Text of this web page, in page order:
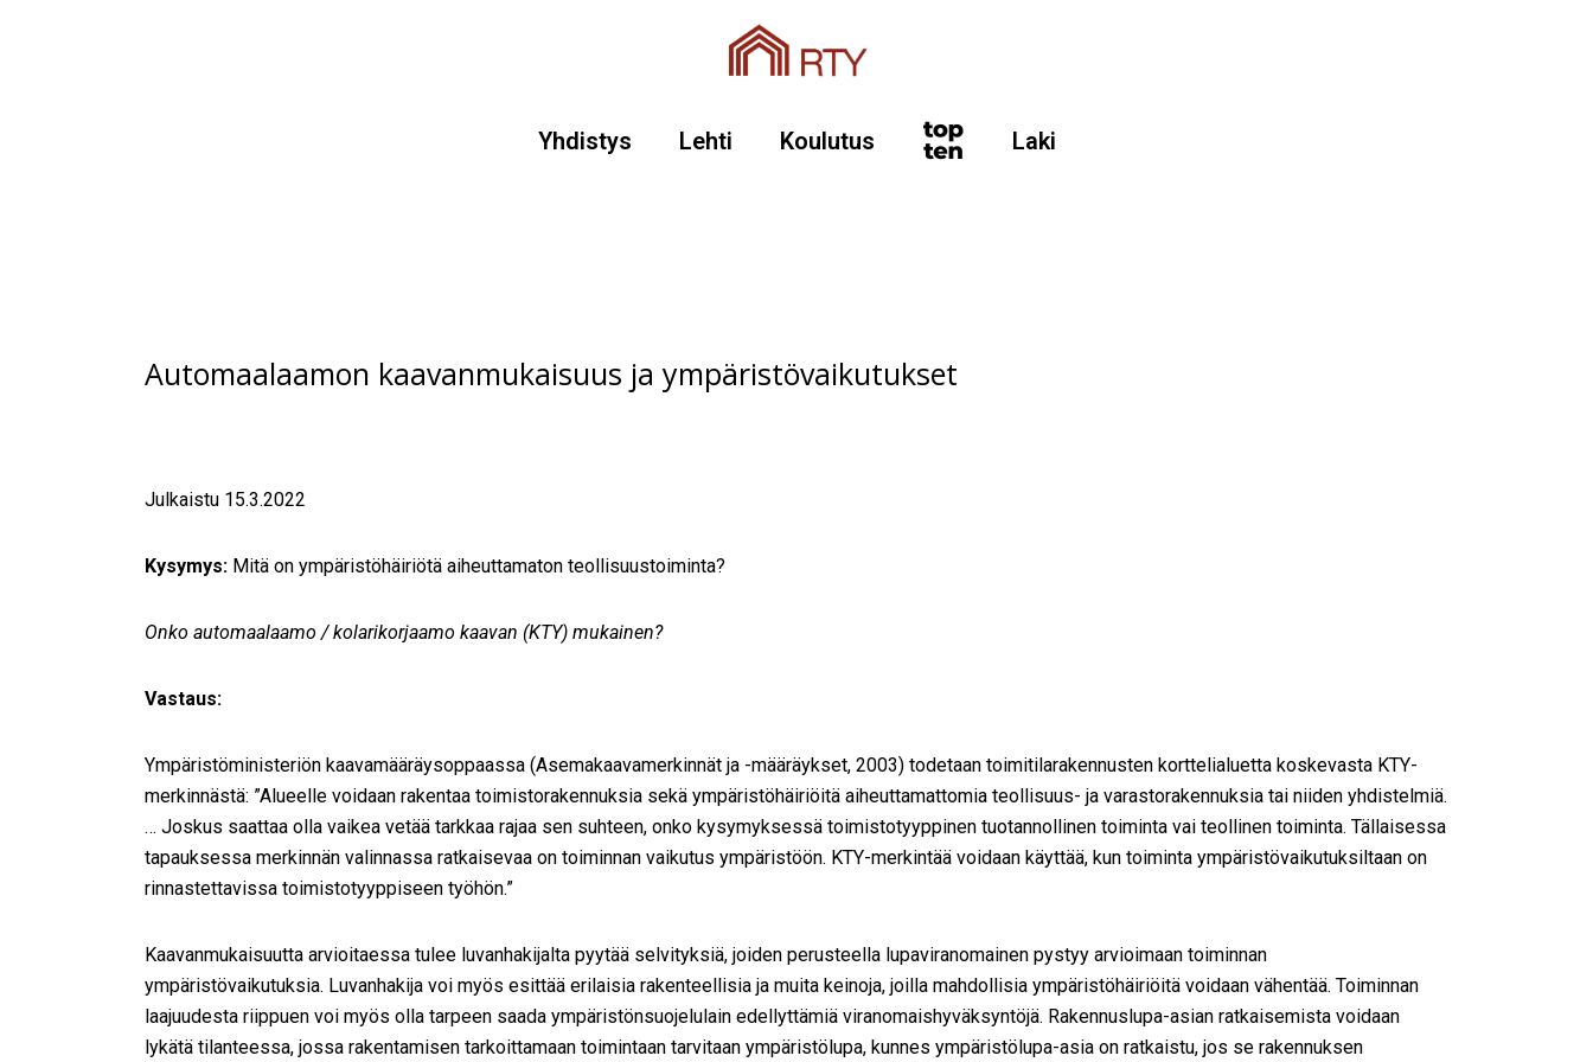
Yhdistys Lehti Koulutus Laki
Automaalaamon kaavanmukaisuus ja ympäristövaikutukset
Julkaistu 15.3.2022
Kysymys: Mitä on ympäristöhäiriötä aiheuttamaton teollisuustoiminta?
Onko automaalaamo / kolarikorjaamo kaavan (KTY) mukainen?
Vastaus:
Ympäristöministeriön kaavamääräysoppaassa (Asemakaavamerkinnät ja -määräykset, 2003) todetaan toimitilarakennusten korttelialuetta koskevasta KTY-
merkinnästä: ”Alueelle voidaan rakentaa toimistorakennuksia sekä ympäristöhäiriöitä aiheuttamattomia teollisuus- ja varastorakennuksia tai niiden yhdistelmiä.
… Joskus saattaa olla vaikea vetää tarkkaa rajaa sen suhteen, onko kysymyksessä toimistotyyppinen tuotannollinen toiminta vai teollinen toiminta. Tällaisessa
tapauksessa merkinnän valinnassa ratkaisevaa on toiminnan vaikutus ympäristöön. KTY-merkintää voidaan käyttää, kun toiminta ympäristövaikutuksiltaan on
rinnastettavissa toimistotyyppiseen työhön.”
Kaavanmukaisuutta arvioitaessa tulee luvanhakijalta pyytää selvityksiä, joiden perusteella lupaviranomainen pystyy arvioimaan toiminnan
ympäristövaikutuksia. Luvanhakija voi myös esittää erilaisia rakenteellisia ja muita keinoja, joilla mahdollisia ympäristöhäiriöitä voidaan vähentää. Toiminnan
laajuudesta riippuen voi myös olla tarpeen saada ympäristönsuojelulain edellyttämiä viranomaishyväksyntöjä. Rakennuslupa-asian ratkaisemista voidaan
lykätä tilanteessa, jossa rakentamisen tarkoittamaan toimintaan tarvitaan ympäristölupa, kunnes ympäristölupa-asia on ratkaistu, jos se rakennuksen